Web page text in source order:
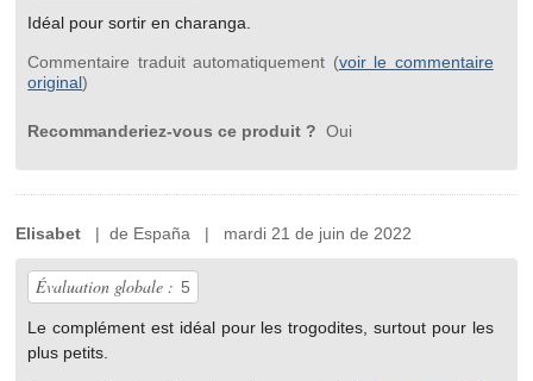
Idéal pour sortir en charanga.
Commentaire traduit automatiquement (voir le commentaire
original)
Recommanderiez-vous ce produit ? Oui
Elisabet | de España | mardi 21 de juin de 2022
Évaluation globale : 5
Le complément est idéal pour les trogodites, surtout pour les
plus petits.